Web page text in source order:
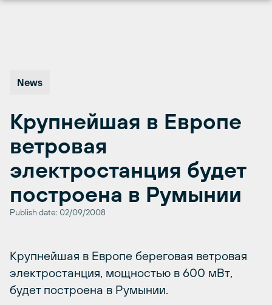
News
Крупнейшая в Европе
ветровая
электростанция будет
построена в Румынии
Publish date: 02/09/2008
Крупнейшая в Европе береговая ветровая
электростанция, мощностью в 600 мВт,
будет построена в Румынии.